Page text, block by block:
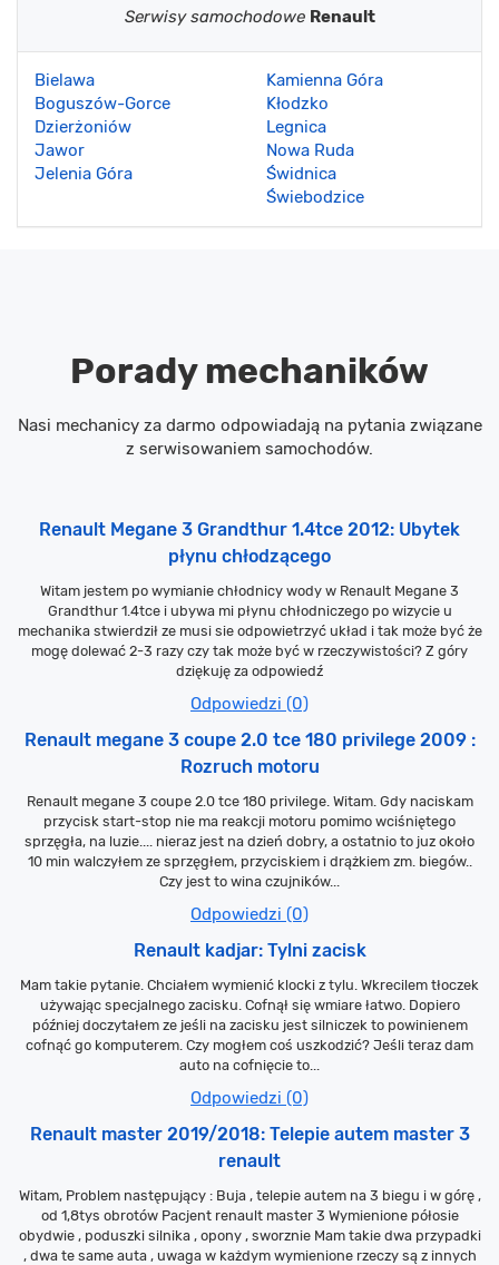
Serwisy samochodowe Renault
Bielawa
Boguszów-Gorce
Dzierżoniów
Jawor
Jelenia Góra
Kamienna Góra
Kłodzko
Legnica
Nowa Ruda
Świdnica
Świebodzice
Porady mechaników
Nasi mechanicy za darmo odpowiadają na pytania związane
z serwisowaniem samochodów.
Renault Megane 3 Grandthur 1.4tce 2012: Ubytek
płynu chłodzącego
Witam jestem po wymianie chłodnicy wody w Renault Megane 3
Grandthur 1.4tce i ubywa mi płynu chłodniczego po wizycie u
mechanika stwierdził ze musi sie odpowietrzyć układ i tak może być że
mogę dolewać 2-3 razy czy tak może być w rzeczywistości? Z góry
dziękuję za odpowiedź
Odpowiedzi (0)
Renault megane 3 coupe 2.0 tce 180 privilege 2009 :
Rozruch motoru
Renault megane 3 coupe 2.0 tce 180 privilege. Witam. Gdy naciskam
przycisk start-stop nie ma reakcji motoru pomimo wciśniętego
sprzęgła, na luzie.... nieraz jest na dzień dobry, a ostatnio to juz około
10 min walczyłem ze sprzęgłem, przyciskiem i drążkiem zm. biegów..
Czy jest to wina czujników...
Odpowiedzi (0)
Renault kadjar: Tylni zacisk
Mam takie pytanie. Chciałem wymienić klocki z tylu. Wkrecilem tłoczek
używając specjalnego zacisku. Cofnął się wmiare łatwo. Dopiero
później doczytałem ze jeśli na zacisku jest silniczek to powinienem
cofnąć go komputerem. Czy mogłem coś uszkodzić? Jeśli teraz dam
auto na cofnięcie to...
Odpowiedzi (0)
Renault master 2019/2018: Telepie autem master 3
renault
Witam, Problem następujący : Buja , telepie autem na 3 biegu i w górę ,
od 1,8tys obrotów Pacjent renault master 3 Wymienione półosie
obydwie , poduszki silnika , opony , sworznie Mam takie dwa przypadki
, dwa te same auta , uwaga w każdym wymienione rzeczy są z innych